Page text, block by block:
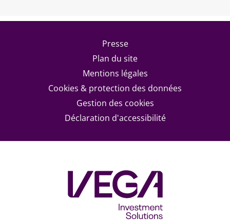
Presse
Plan du site
Mentions légales
Cookies & protection des données
Gestion des cookies
Déclaration d'accessibilité